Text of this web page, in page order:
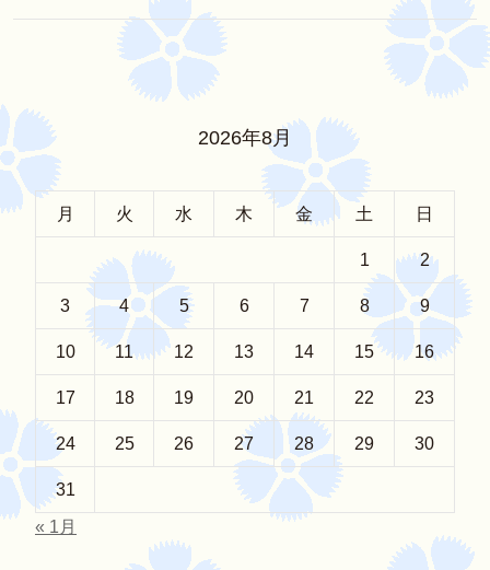
2026年8月
月 火 水 木 金 土 日
1 2
3 4 5 6 7 8 9
10 11 12 13 14 15 16
17 18 19 20 21 22 23
24 25 26 27 28 29 30
31
« 1月